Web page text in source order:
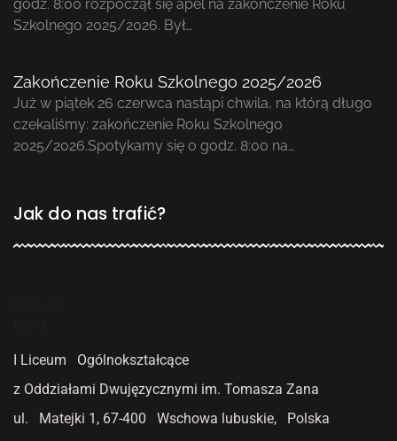
godz. 8:00 rozpoczął się apel na zakończenie Roku
Szkolnego 2025/2026. Był…
Zakończenie Roku Szkolnego 2025/2026
Już w piątek 26 czerwca nastąpi chwila, na którą długo
czekaliśmy: zakończenie Roku Szkolnego
2025/2026.Spotykamy się o godz. 8:00 na…
Jak do nas trafić?
I Liceum Ogólnokształcące
z Oddziałami Dwujęzycznymi im. Tomasza Zana
ul. Matejki 1, 67-400 Wschowa lubuskie, Polska